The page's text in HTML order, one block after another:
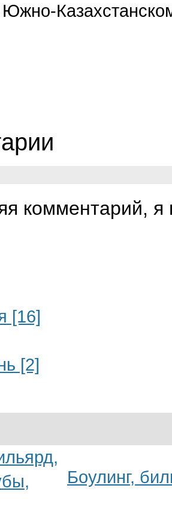
Южно-
комментарий, я
[16]
[2]
Боулинг,